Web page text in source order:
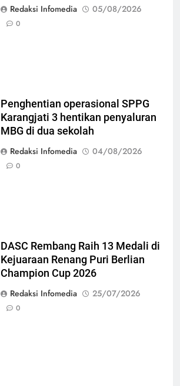
Redaksi Infomedia
05/08/2026
0
Penghentian operasional SPPG
Karangjati 3 hentikan penyaluran
MBG di dua sekolah
Redaksi Infomedia
04/08/2026
0
DASC Rembang Raih 13 Medali di
Kejuaraan Renang Puri Berlian
Champion Cup 2026
Redaksi Infomedia
25/07/2026
0